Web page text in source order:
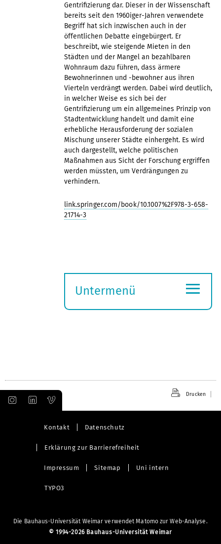
Gentrifizierung dar. Dieser in der Wissenschaft
bereits seit den 1960iger-Jahren verwendete
Begriff hat sich inzwischen auch in der
öffentlichen Debatte eingebürgert. Er
beschreibt, wie steigende Mieten in den
Städten und der Mangel an bezahlbaren
Wohnraum dazu führen, dass ärmere
Bewohnerinnen und -bewohner aus ihren
Vierteln verdrängt werden. Dabei wird deutlich,
in welcher Weise es sich bei der
Gentrifizierung um ein allgemeines Prinzip von
Stadtentwicklung handelt und damit eine
erhebliche Herausforderung der sozialen
Mischung unserer Städte einhergeht. Es wird
auch dargestellt, welche politischen
Maßnahmen aus Sicht der Forschung ergriffen
werden müssten, um Verdrängungen zu
verhindern.
link.springer.com/book/10.1007%2F978-3-658-
21714-3
Untermenü
≡
Drucken
Kontakt Datenschutz
Erklärung zur Barrierefreiheit
Impressum Sitemap Uni intern
TYPO3
Die Bauhaus-Universität Weimar verwendet Matomo zur Web-Analyse.
© 1994-2026 Bauhaus-Universität Weimar